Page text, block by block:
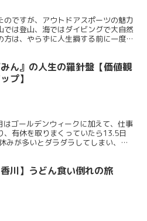
ですが、アウトドアスポーツの魅力
では登山、海ではダイビングで大自然
は、やらずに人生損する前に一度は
みん』の人生の羅針盤【価値観
プ】
ゴールデンウィークに加えて、仕事
、有休を取りまくっていたら13.5日
みが多いとダラダラしてしまい、そ
香川】うどん食い倒れの旅